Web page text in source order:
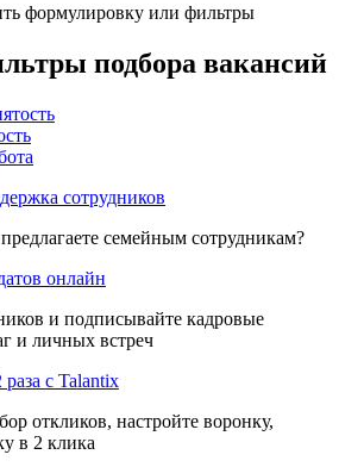
формулировку или фильтры
подбора вакансий
сотрудников
семейным сотрудникам?
онлайн
и подписывайте кадровые
и личных встреч
раза с Talantix
откликов, настройте воронку,
в 2 клика